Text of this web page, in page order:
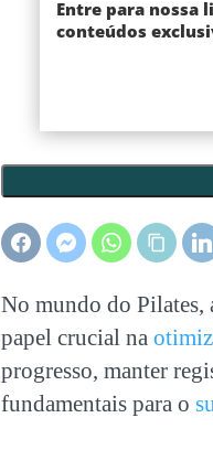
Entre para nossa
conteúdos
No mundo do Pilates,
papel crucial na
progresso, manter
fundamentais para o